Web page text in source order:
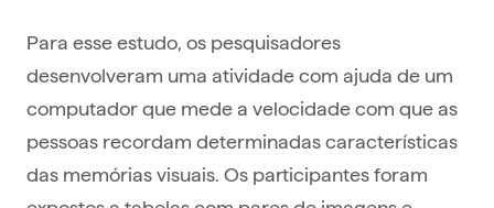
Para esse estudo, os pesquisadores
desenvolveram uma atividade com ajuda de um
computador que mede a velocidade com que as
pessoas recordam determinadas características
das memórias visuais. Os participantes foram